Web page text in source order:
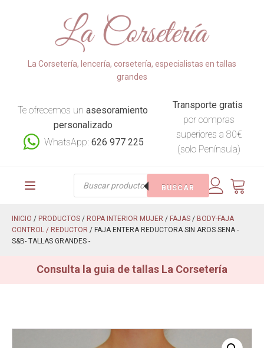
La Corsetería, lencería, corsetería, especialistas en tallas
grandes
Te ofrecemos unasesoramiento
personalizado
WhatsApp:626 977 225
Transporte gratis
por compras
superiores a 80€
(solo Península)
Búsqueda
BUSCAR
INICIO / PRODUCTOS / ROPA INTERIOR MUJER / FAJAS / BODY-FAJA
CONTROL / REDUCTOR / FAJA ENTERA REDUCTORA SIN AROS SENA -
S&B- TALLAS GRANDES -
Consulta la guia de tallas La Corsetería